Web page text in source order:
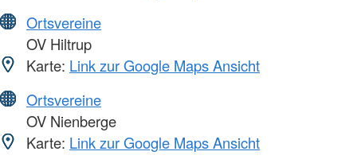
Ortsvereine
OV Hiltrup
Karte: Link zur Google Maps Ansicht
Ortsvereine
OV Nienberge
Karte: Link zur Google Maps Ansicht